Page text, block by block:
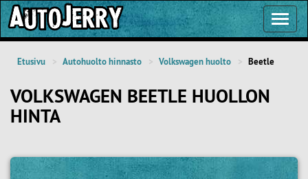
Etusivu Autohuolto hinnasto Volkswagen huolto Beetle
VOLKSWAGEN BEETLE HUOLLON
HINTA